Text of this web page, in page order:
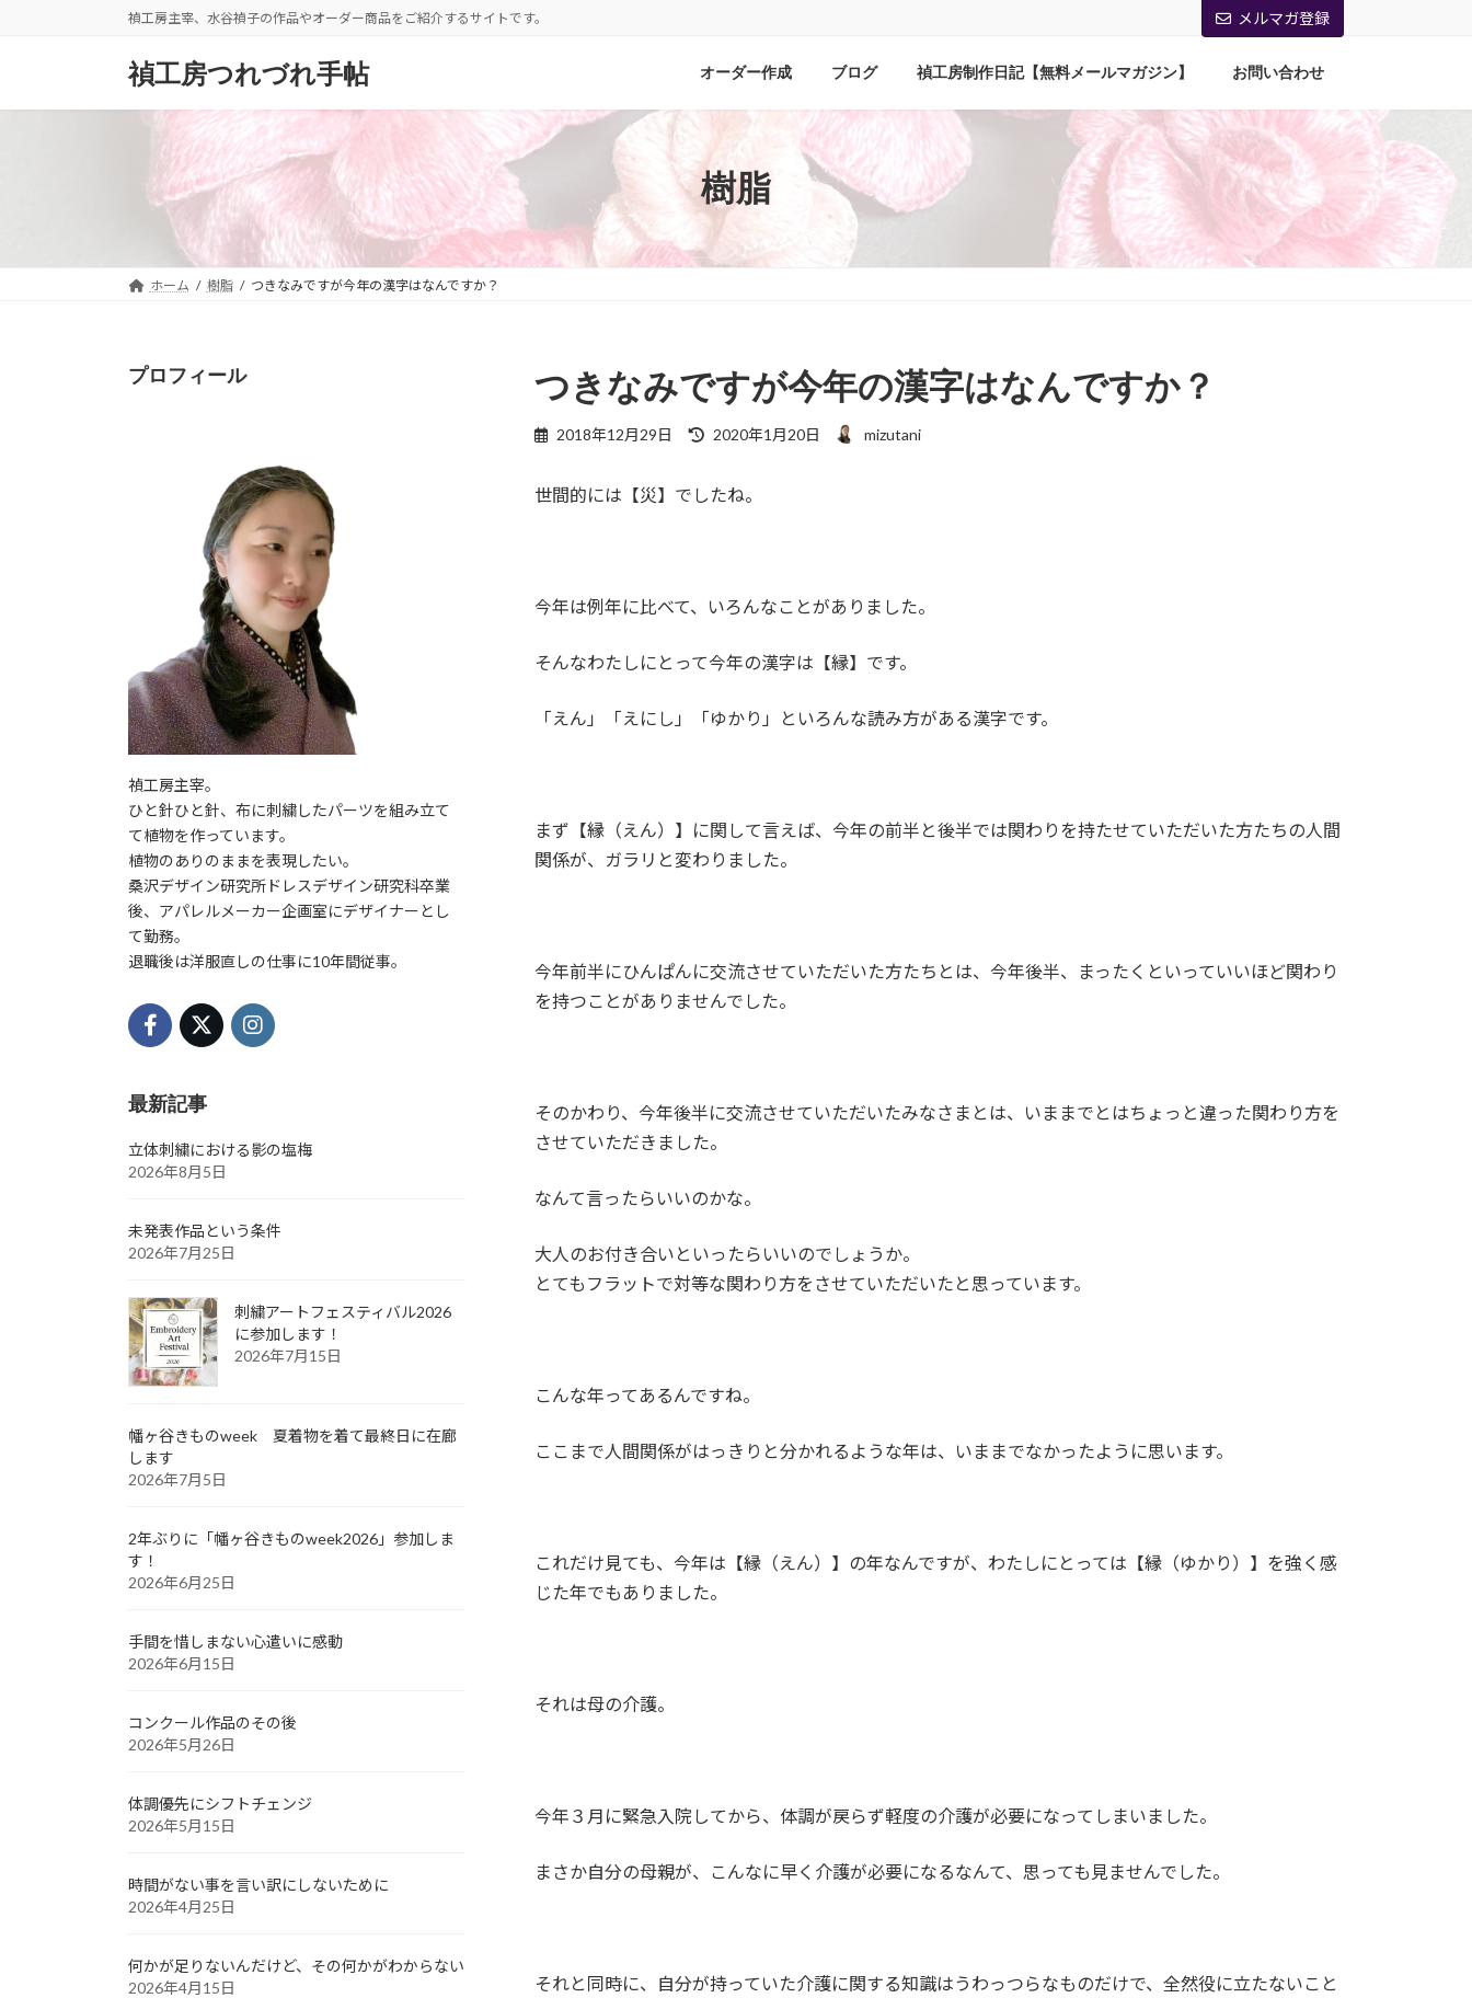
禎工房主宰、水谷禎子の作品やオーダー商品をご紹介するサイトです。 メルマガ登録
禎工房つれづれ手帖 オーダー作成 ブログ 禎工房制作日記【無料メールマガジン】 お問い合わせ
樹脂
ホーム 樹脂 つきなみですが今年の漢字はなんですか？
つきなみですが今年の漢字はなんですか？
2018年12月29日
最
新
2020年1月20日 mizutani
世間的には【災】でしたね。
今年は例年に比べて、いろんなことがありました。
そんなわたしにとって今年の漢字は【縁】です。
「えん」「えにし」「ゆかり」といろんな読み方がある漢字です。
まず【縁（えん）】に関して言えば、今年の前半と後半では関わりを持たせていただいた方たちの人間
関係が、ガラリと変わりました。
今年前半にひんぱんに交流させていただいた方たちとは、今年後半、まったくといっていいほど関わり
を持つことがありませんでした。
そのかわり、今年後半に交流させていただいたみなさまとは、いままでとはちょっと違った関わり方を
させていただきました。
なんて言ったらいいのかな。
大人のお付き合いといったらいいのでしょうか。
とてもフラットで対等な関わり方をさせていただいたと思っています。
こんな年ってあるんですね。
ここまで人間関係がはっきりと分かれるような年は、いままでなかったように思います。
これだけ見ても、今年は【縁（えん）】の年なんですが、わたしにとっては【縁（ゆかり）】を強く感
じた年でもありました。
それは母の介護。
今年３月に緊急入院してから、体調が戻らず軽度の介護が必要になってしまいました。
まさか自分の母親が、こんなに早く介護が必要になるなんて、思っても見ませんでした。
それと同時に、自分が持っていた介護に関する知識はうわっつらなものだけで、全然役に立たないこと
プロフィール
禎工房主宰。
ひと針ひと針、布に刺繍したパーツを組み立て
て植物を作っています。
植物のありのままを表現したい。
桑沢デザイン研究所ドレスデザイン研究科卒業
後、アパレルメーカー企画室にデザイナーとし
て勤務。
退職後は洋服直しの仕事に10年間従事。
最新記事
立体刺繍における影の塩梅
2026年8月5日
未発表作品という条件
2026年7月25日
刺繍アートフェスティバル2026
に参加します！
2026年7月15日
幡ヶ谷きものweek 夏着物を着て最終日に在廊
します
2026年7月5日
2年ぶりに「幡ヶ谷きものweek2026」参加しま
す！
2026年6月25日
手間を惜しまない心遣いに感動
2026年6月15日
コンクール作品のその後
2026年5月26日
体調優先にシフトチェンジ
2026年5月15日
時間がない事を言い訳にしないために
2026年4月25日
何かが足りないんだけど、その何かがわからない
2026年4月15日